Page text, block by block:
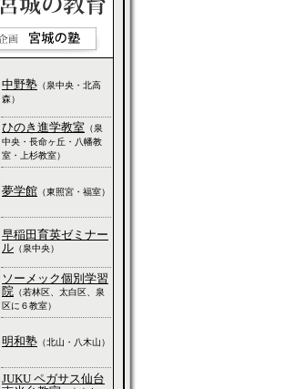
中野塾 （泉中央・北高
森）
ひのき進学教室 （泉
中央・長命ヶ丘・八幡教
室・上杉教室）
夢学館 （東照宮・福室）
早稲田育英ゼミナー
ル （泉中央）
ソーメック個別学習
院 （若林区、太白区、泉
区に６教室）
明和塾 （北山・八木山）
JUKU ペガサス仙台